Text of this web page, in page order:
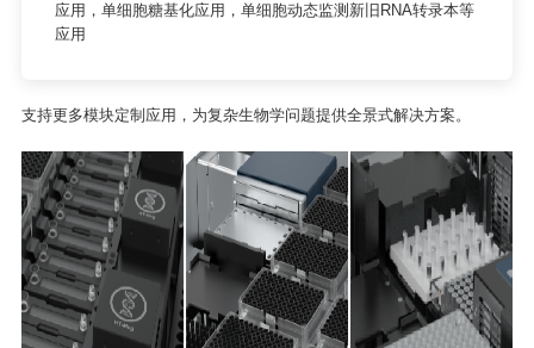
应用，单细胞糖基化应用，单细胞动态监测新旧RNA转录本等
应用
支持更多模块定制应用，为复杂生物学问题提供全景式解决方案。